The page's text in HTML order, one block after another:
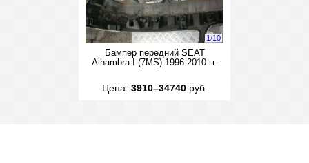
1/10
Бампер передний SEAT
Alhambra I (7MS) 1996-2010 гг.
Цена: 3910–34740руб.